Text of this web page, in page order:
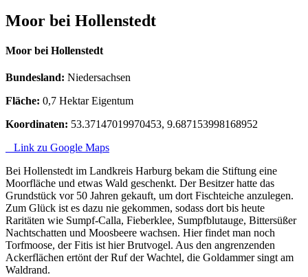
Moor bei Hollenstedt
Moor bei Hollenstedt
Bundesland: Niedersachsen
Fläche: 0,7 Hektar Eigentum
Koordinaten: 53.37147019970453, 9.687153998168952
Link zu Google Maps
Bei Hollenstedt im Landkreis Harburg bekam die Stiftung eine
Moorfläche und etwas Wald geschenkt. Der Besitzer hatte das
Grundstück vor 50 Jahren gekauft, um dort Fischteiche anzulegen.
Zum Glück ist es dazu nie gekommen, sodass dort bis heute
Raritäten wie Sumpf-Calla, Fieberklee, Sumpfblutauge, Bittersüßer
Nachtschatten und Moosbeere wachsen. Hier findet man noch
Torfmoose, der Fitis ist hier Brutvogel. Aus den angrenzenden
Ackerflächen ertönt der Ruf der Wachtel, die Goldammer singt am
Waldrand.